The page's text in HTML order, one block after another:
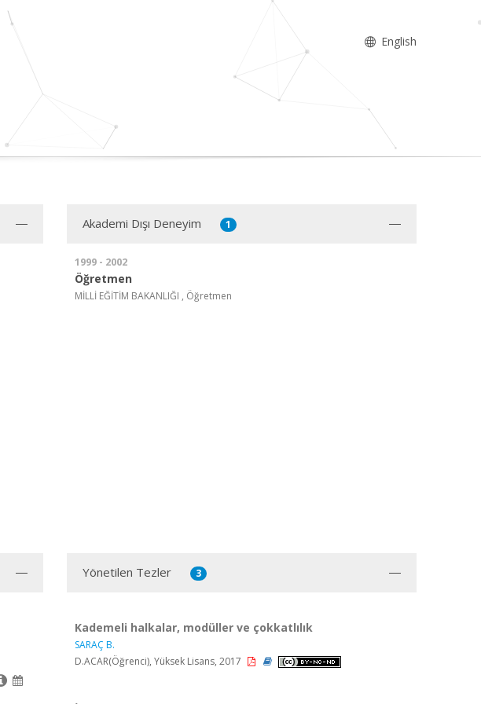
English
Akademi Dışı Deneyim 1
1999 - 2002
Öğretmen
MİLLİ EĞİTİM BAKANLIĞI , Öğretmen
Yönetilen Tezler 3
Kademeli halkalar, modüller ve çokkatlılık
SARAÇ B.
D.ACAR(Öğrenci), Yüksek Lisans, 2017